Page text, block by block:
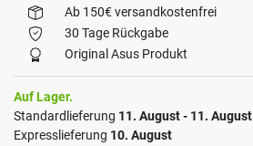
Ab 150€ versandkostenfrei
30 Tage Rückgabe
Original Asus Produkt
Auf Lager.
Standardlieferung 11. August - 11. August
Expresslieferung 10. August